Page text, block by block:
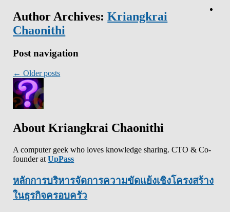
Author Archives:Kriangkrai
Chaonithi
Post navigation
← Older posts
About Kriangkrai Chaonithi
A computer geek who loves knowledge sharing. CTO & Co-
founder atUpPass
หลักการบริหารจัดการความขัดแย้งเชิงโครงสร้าง
ในธุรกิจครอบครัว